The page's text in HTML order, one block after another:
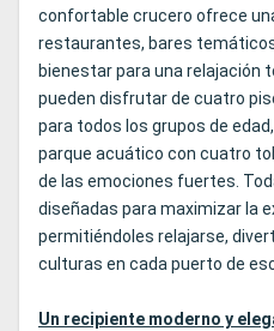
confortable crucero ofrece
restaurantes, bares
bienestar para una relajación
pueden disfrutar de cuatro
para todos los grupos de
parque acuático con cuatro
de las emociones fuertes.
diseñadas para maximizar la
permitiéndoles relajarse,
culturas en cada puerto de
Un recipiente moderno y